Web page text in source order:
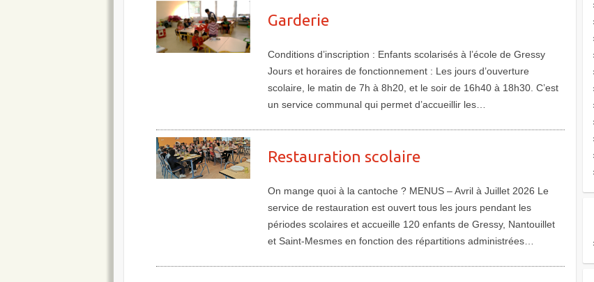
Garderie
Conditions d’inscription : Enfants scolarisés à l’école de Gressy
Jours et horaires de fonctionnement : Les jours d’ouverture
scolaire, le matin de 7h à 8h20, et le soir de 16h40 à 18h30. C’est
un service communal qui permet d’accueillir les…
Restauration scolaire
On mange quoi à la cantoche ? MENUS – Avril à Juillet 2026 Le
service de restauration est ouvert tous les jours pendant les
périodes scolaires et accueille 120 enfants de Gressy, Nantouillet
et Saint-Mesmes en fonction des répartitions administrées…